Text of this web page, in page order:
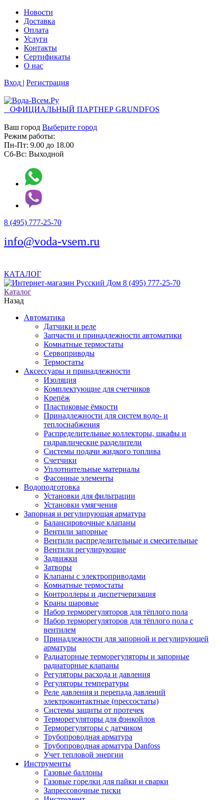
Новости
Доставка
Оплата
Услуги
Контакты
Cертификаты
О нас
Вход | Регистрация
ОФИЦИАЛЬНЫЙ ПАРТНЕР GRUNDFOS
Ваш город Выберите город
Режим работы:
Пн-Пт: 9.00 до 18.00
Сб-Вс: Выходной
8 (495) 777-25-70
info@voda-vsem.ru
КАТАЛОГ
8 (495) 777-25-70
Каталог
Назад
Автоматика
Датчики и реле
Запчасти и принадлежности автоматики
Комнатные термостаты
Сервоприводы
Термостаты
Аксессуары и принадлежности
Изоляция
Комплектующие для счетчиков
Крепёж
Пластиковые ёмкости
Принадлежности для систем водо- и
теплоснабжения
Распределительные коллекторы, шкафы и
гидравлические разделители
Системы подачи жидкого топлива
Счетчики
Уплотнительные материалы
Фасонные элементы
Водоподготовка
Установки для фильтрации
Установки умягчения
Запорная и регулирующая арматура
Балансировочные клапаны
Вентили запорные
Вентили распределительные и смесительные
Вентили регулирующие
Задвижки
Затворы
Клапаны с электроприводами
Комнатные термостаты
Контроллеры и диспетчеризация
Краны шаровые
Набор терморегуляторов для тёплого пола
Набор терморегуляторов для тёплого пола с
вентилем
Принадлежности для запорной и регулирующей
арматуры
Радиаторные терморегуляторы и запорные
радиаторные клапаны
Регуляторы расхода и давления
Регуляторы температуры
Реле давления и перепада давлений
электроконтактные (прессостаты)
Системы защиты от протечек
Терморегуляторы для фэнкойлов
Терморегуляторы с датчиком
Трубопроводная арматура
Трубопроводная арматура Danfoss
Учет тепловой энергии
Инструменты
Газовые баллоны
Газовые горелки для пайки и сварки
Запрессовочные тиски